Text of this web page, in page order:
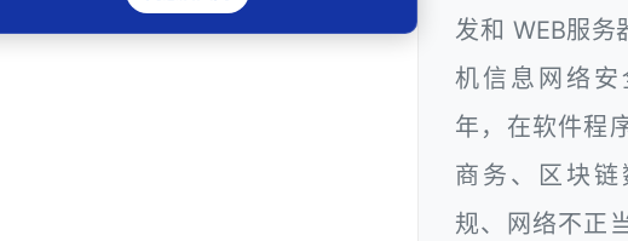
发和 WEB服务
机信息网络
年，在软件程
商务、区块
规、网络不正